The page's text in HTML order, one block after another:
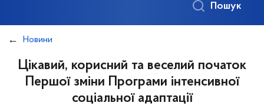
Пошук
Новини
Цікавий, корисний та веселий початок
Першої зміни Програми інтенсивної
соціальної адаптації